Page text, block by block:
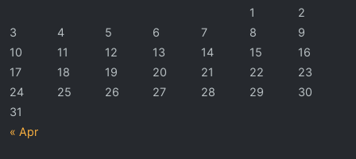
« Apr
1
2
3
4 5 6 7 8
9
10
11 12 13 14 15
16
17
18 19 20 21 22
23
24
25 26 27 28 29
30
31